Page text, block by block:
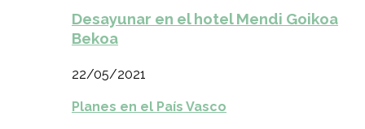
Desayunar en el hotel Mendi Goikoa
Bekoa
22/05/2021
Planes en el País Vasco